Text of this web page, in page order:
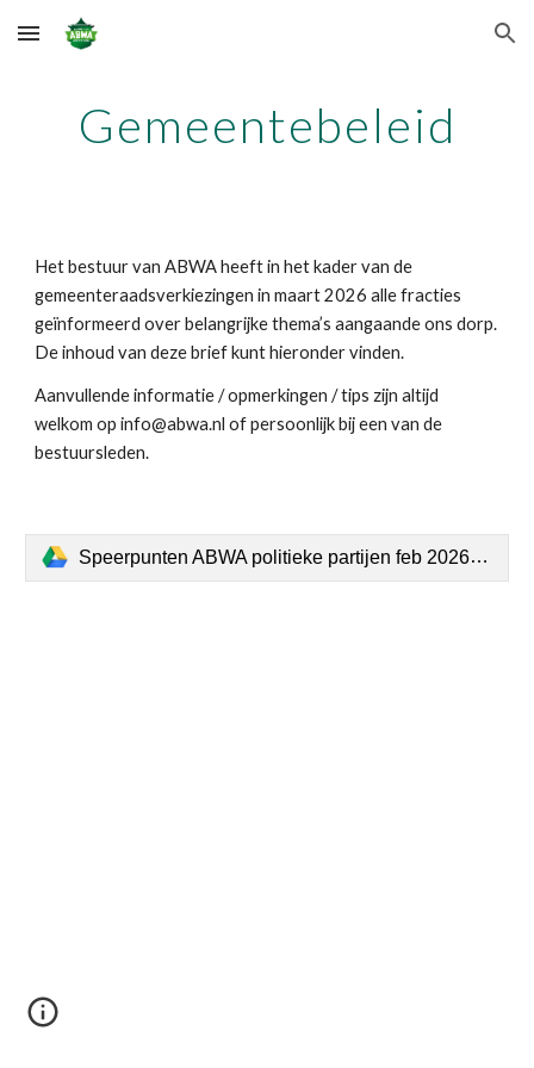
Skip to main content Skip to navigation
Gemeentebeleid
Het bestuur van ABWA heeft in het kader van de
gemeenteraadsverkiezingen in maart 2026 alle fracties
geïnformeerd over belangrijke thema’s aangaande ons dorp.
De inhoud van deze brief kunt hieronder vinden.
Aanvullende informatie / opmerkingen / tips zijn altijd
welkom op info@abwa.nl of persoonlijk bij een van de
bestuursleden.
Speerpunten ABWA politieke partijen feb 2026.pdf